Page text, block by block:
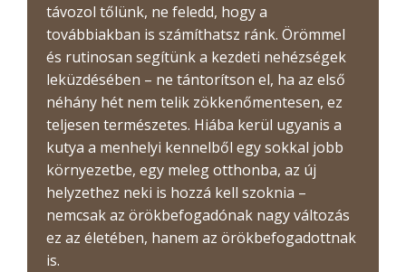
távozol tőlünk, ne feledd, hogy a
továbbiakban is számíthatsz ránk. Örömmel
és rutinosan segítünk a kezdeti nehézségek
leküzdésében – ne tántorítson el, ha az első
néhány hét nem telik zökkenőmentesen, ez
teljesen természetes. Hiába kerül ugyanis a
kutya a menhelyi kennelből egy sokkal jobb
környezetbe, egy meleg otthonba, az új
helyzethez neki is hozzá kell szoknia –
nemcsak az örökbefogadónak nagy változás
ez az életében, hanem az örökbefogadottnak
is.